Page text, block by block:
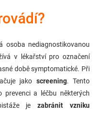
osoba nediagnostikovanou
v lékařství pro označení
době symptomatické. Při
jako screening. Tento
prevenci a léčbu některých
je zabránit vzniku